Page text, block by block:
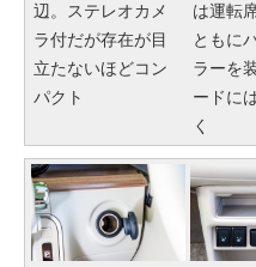
辺。ステレオカメ
ラ付だが存在が目
立たないほどコン
パクト
は運転
ともに
ラーを
ードに
く